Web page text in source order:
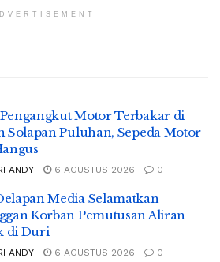
Motor Terbakar di
Solapan Puluhan, Sepeda Motor
ANDY 6 AGUSTUS 2026 0
Media Selamatkan
Korban Pemutusan Aliran
di Duri
ANDY 6 AGUSTUS 2026 0